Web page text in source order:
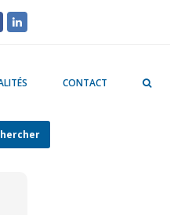
LinkedIn
CONTACT